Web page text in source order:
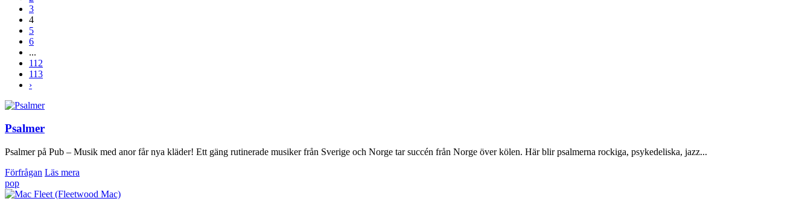
3
4
5
6
...
112
113
›
Psalmer
Psalmer på Pub – Musik med anor får nya kläder! Ett gäng rutinerade musiker från Sverige och Norge tar succén från Norge över kölen. Här blir psalmerna rockiga, psykedeliska, jazz...
Förfrågan Läs mera
pop